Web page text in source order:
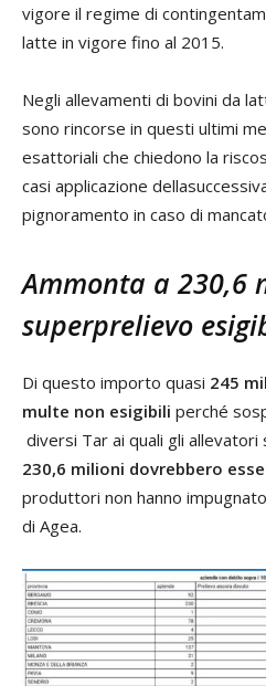
vigore il regime di
latte in vigore fino al 2015.
Negli allevamenti di bovini da
sono rincorse in questi ultimi
esattoriali che chiedono la
casi applicazione
pignoramento in caso di
Ammonta a 230,6
superprelievo
Di questo importo quasi 245
multe non esigibili perché
diversi Tar ai quali gli
230,6 milioni dovrebbero
produttori non hanno
di Agea.